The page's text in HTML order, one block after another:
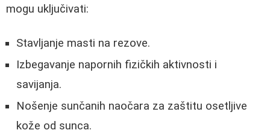
mogu uključivati:
Stavljanje masti na rezove.
Izbegavanje napornih fizičkih aktivnosti i
savijanja.
Nošenje sunčanih naočara za zaštitu osetljive
kože od sunca.